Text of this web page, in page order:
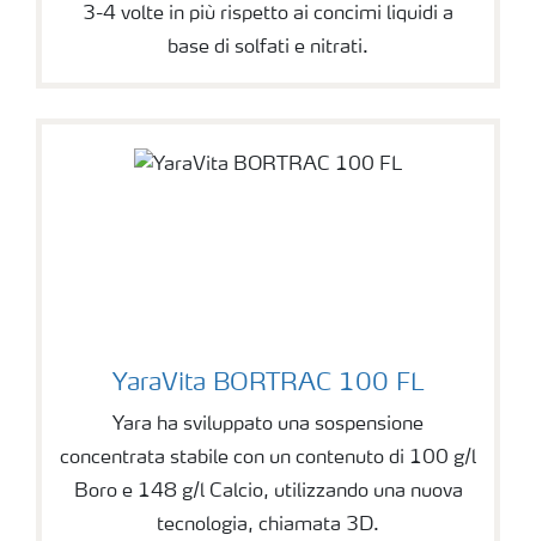
3-4 volte in più rispetto ai concimi liquidi a
base di solfati e nitrati.
YaraVita BORTRAC 100 FL
Yara ha sviluppato una sospensione
concentrata stabile con un contenuto di 100 g/l
Boro e 148 g/l Calcio, utilizzando una nuova
tecnologia, chiamata 3D.